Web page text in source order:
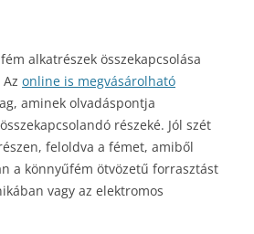
alkatrészek összekapcsolása
online is megvásárolható
aminek olvadáspontja
részeké. Jól szét
feloldva a fémet, amiből
a könnyűfém ötvözetű forrasztást
vagy az elektromos